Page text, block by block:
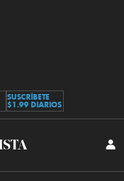
SUSCRÍBETE
$1.99 DIARIOS